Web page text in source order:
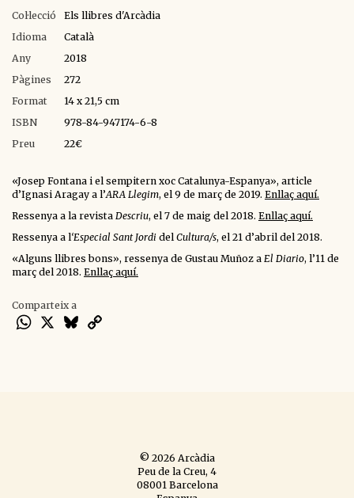
Col·lecció
Els llibres d'Arcàdia
Idioma
Català
Any
2018
Pàgines
272
Format
14 x 21,5 cm
ISBN
978-84-947174-6-8
Preu
22€
«Josep Fontana i el sempitern xoc Catalunya-Espanya», article
d’Ignasi Aragay a l’ARA Llegim, el 9 de març de 2019. Enllaç aquí.
Ressenya a la revista Descriu, el 7 de maig del 2018. Enllaç aquí.
Ressenya a l‘Especial Sant Jordi del Cultura/s, el 21 d’abril del 2018.
«Alguns llibres bons», ressenya de Gustau Muñoz a El Diario, l’11 de
març del 2018. Enllaç aquí.
Comparteix a
WhatsApp
X Bluesky
© 2026 Arcàdia
Peu de la Creu, 4
08001 Barcelona